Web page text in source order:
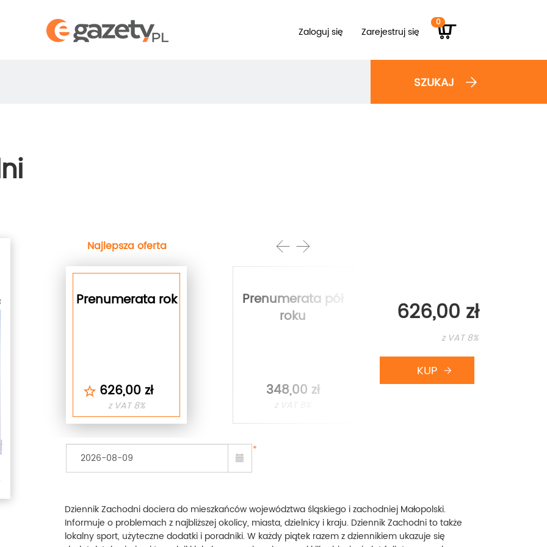
Zaloguj się Zarejestruj się
0
SZUKAJ
Najlepsza oferta
Prenumerata rok
626,00 zł
z VAT 8%
Prenumerata pół
roku
348,00 zł
z VAT 8%
Prenumerata
kwartał
174,00 zł
626,00 zł
z VAT 8%
*
Dziennik Zachodni dociera do mieszkańców województwa śląskiego i zachodniej Małopolski.
Informuje o problemach z najbliższej okolicy, miasta, dzielnicy i kraju. Dziennik Zachodni to także
lokalny sport, użyteczne dodatki i poradniki. W każdy piątek razem z dziennikiem ukazuje się